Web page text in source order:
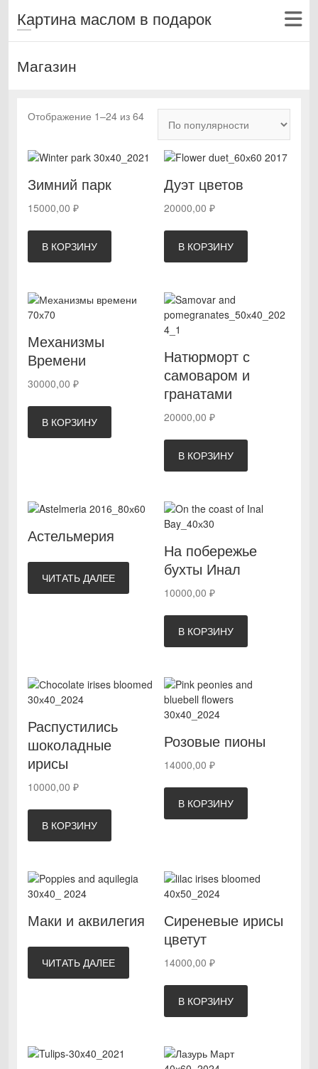
Картина маслом в подарок
Магазин
Отображение 1–24 из 64Сортировка:
Зимний парк
15000,00 ₽
В КОРЗИНУ
Дуэт цветов
20000,00₽
В КОРЗИНУ
Механизмы
Времени
30000,00 ₽
В КОРЗИНУ
Натюрморт с
самоваром и
гранатами
20000,00₽
В КОРЗИНУ
Астельмерия
ЧИТАТЬ ДАЛЕЕ
На побережье
бухты Инал
10000,00₽
В КОРЗИНУ
Распустились
шоколадные
ирисы
10000,00 ₽
В КОРЗИНУ
Розовые пионы
14000,00₽
В КОРЗИНУ
Маки и аквилегия
ЧИТАТЬ ДАЛЕЕ
Сиреневые ирисы
цветут
14000,00₽
В КОРЗИНУ